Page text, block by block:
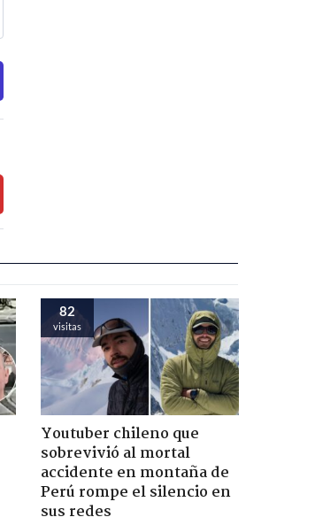
82
visitas
Youtuber chileno que
sobrevivió al mortal
accidente en montaña de
Perú rompe el silencio en
sus redes